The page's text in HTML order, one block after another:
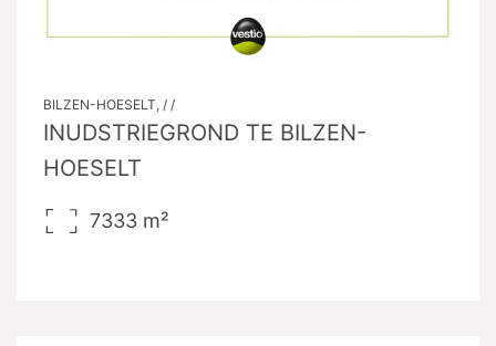
BILZEN-HOESELT, / /
INUDSTRIEGROND TE BILZEN-
HOESELT
7333 m²